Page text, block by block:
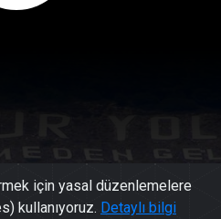
için yasal düzenlemelere
kullanıyoruz. Detaylı bilgi